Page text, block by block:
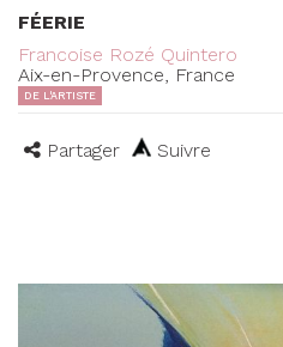
FÉERIE
Francoise Rozé Quintero
Aix-en-Provence, France
DE L'ARTISTE
Partager Suivre